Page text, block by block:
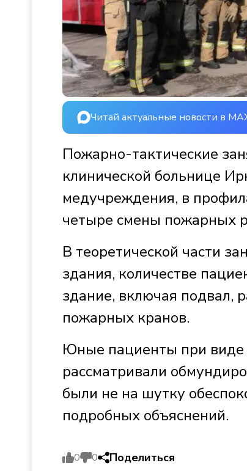
Читай актуальные новости в
Пожарно-тактические
клинической больнице
медучреждения, в
четыре смены пожарных
В теоретической части
здания, количестве
здание, включая подвал,
пожарных кранов.
Юные пациенты при виде
рассматривали
были не на шутку
подробных объяснений.
0 0 Поделиться